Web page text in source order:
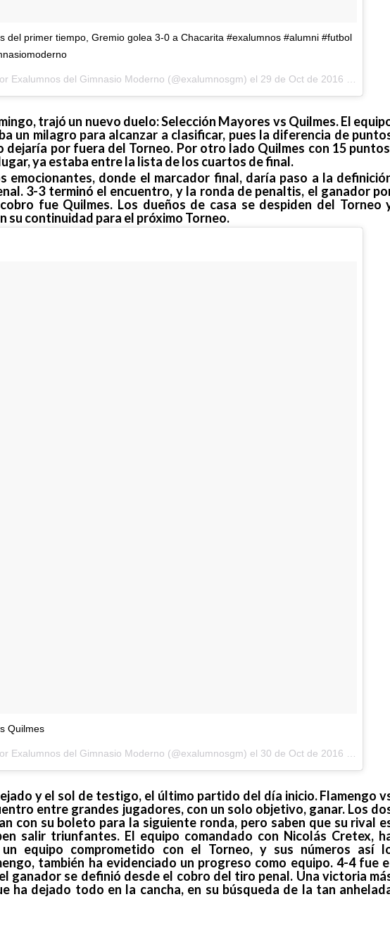
del primer tiempo, Gremio golea 3-0 a Chacarita #exalumnos #alumni #futbol
Exalumnos del Gimnasio Moderno (@exalumnosgm) el 29 de Oct de 2016 a la(s) 1:54 PDT
trajó un nuevo duelo: Selección Mayores vs Quilmes. El
un milagro para alcanzar a clasificar, pues la diferencia de
dejaría por fuera del Torneo. Por otro lado Quilmes con 15
ya estaba entre la lista de los cuartos de final.
emocionantes, donde el marcador final, daría paso a la
3-3 terminó el encuentro, y la ronda de penaltis, el ganador
fue Quilmes. Los dueños de casa se despiden del Torneo
su continuidad para el próximo Torneo.
Quilmes
Exalumnos del Gimnasio Moderno (@exalumnosgm) el 30 de Oct de 2016 a la(s) 9:22 PDT
y el sol de testigo, el último partido del día inicio. Flamengo
entre grandes jugadores, con un solo objetivo, ganar. Los
con su boleto para la siguiente ronda, pero saben que su rival
salir triunfantes. El equipo comandado con Nicolás Cretex,
equipo comprometido con el Torneo, y sus números así
también ha evidenciado un progreso como equipo. 4-4 fue
ganador se definió desde el cobro del tiro penal. Una victoria
ha dejado todo en la cancha, en su búsqueda de la tan